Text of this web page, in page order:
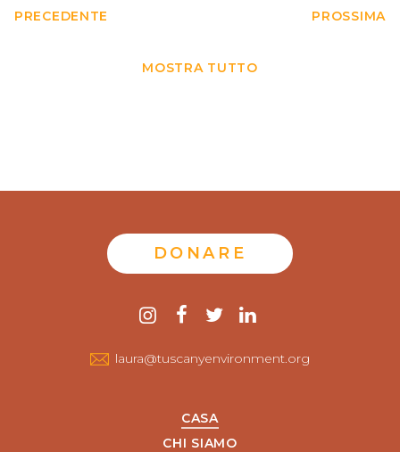
PRECEDENTE
MOSTRA TUTTO
PROSSIMA
DONARE
instagram
Facebook
twitter
laura@tuscanyenvironment.org
CASA
CHI SIAMO